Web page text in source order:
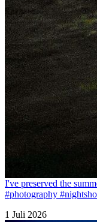
I've preserved the
#photography
1 Juli 2026